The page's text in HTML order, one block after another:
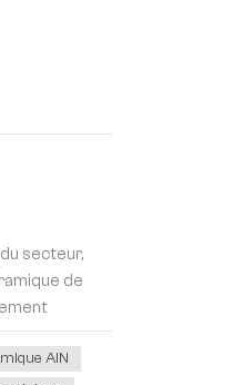
secteur,
de
de la...
AlN